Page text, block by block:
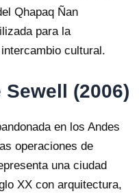
Qhapaq Ñan
para la
cultural.
(2006)
en los Andes
operaciones de
una ciudad
XX con arquitectura,